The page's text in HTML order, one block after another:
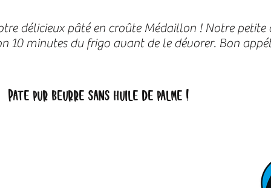
délicieux pâté en croûte Médaillon ! Notre petite
10 minutes du frigo avant de le dévorer. Bon
Pâte pur beurre sans huile de palme !